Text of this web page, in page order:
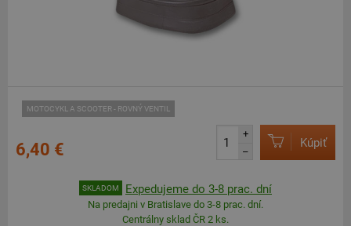
MOTOCYKL A SCOOTER - ROVNÝ VENTIL
6,40 €
+
–
Kúpiť
SKLADOM Expedujeme do 3-8 prac. dní
Na predajni v Bratislave do 3-8 prac. dní.
Centrálny sklad ČR 2 ks.